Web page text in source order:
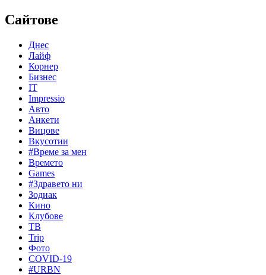
Сайтове
Днес
Лайф
Корнер
Бизнес
IT
Impressio
Авто
Анкети
Вицове
Вкусотии
#Време за мен
Времето
Games
#Здравето ни
Зодиак
Кино
Клубове
ТВ
Trip
Фото
COVID-19
#URBN